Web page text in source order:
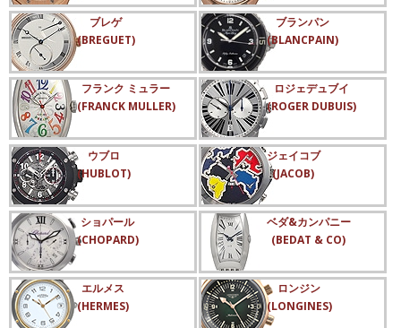
ブレゲ
(BREGUET)
ブランパン
(BLANCPAIN)
フランク ミュラー
(FRANCK MULLER)
ロジェデュブイ
(ROGER DUBUIS)
ウブロ
(HUBLOT)
ジェイコブ
(JACOB)
ショパール
(CHOPARD)
ベダ&カンパニー
(BEDAT & CO)
エルメス
(HERMES)
ロンジン
(LONGINES)